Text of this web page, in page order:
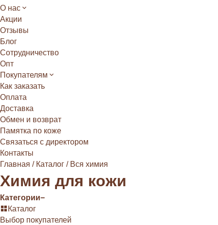
О нас
Акции
Отзывы
Блог
Сотрудничество
Опт
Покупателям
Как заказать
Оплата
Доставка
Обмен и возврат
Памятка по коже
Связаться с директором
Контакты
Главная / Каталог / Вся химия
Химия для кожи
Категории−
Каталог
Выбор покупателей